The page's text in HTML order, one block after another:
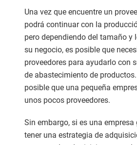
Una vez que encuentre un
podrá continuar con la
pero dependiendo del tamaño y
su negocio, es posible que
proveedores para ayudarlo con
de abastecimiento de
posible que una pequeña
unos pocos proveedores.
Sin embargo, si es una empresa
tener una estrategia de